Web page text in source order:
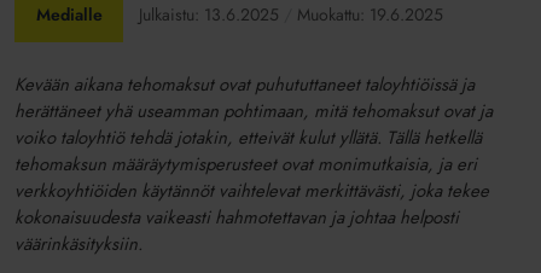
Medialle Julkaistu: 13.6.2025 Muokattu: 19.6.2025
Kevään aikana tehomaksut ovat puhututtaneet taloyhtiöissä ja
herättäneet yhä useamman pohtimaan, mitä tehomaksut ovat ja
voiko taloyhtiö tehdä jotakin, etteivät kulut yllätä. Tällä hetkellä
tehomaksun määräytymisperusteet ovat monimutkaisia, ja eri
verkkoyhtiöiden käytännöt vaihtelevat merkittävästi, joka tekee
kokonaisuudesta vaikeasti hahmotettavan ja johtaa helposti
väärinkäsityksiin.